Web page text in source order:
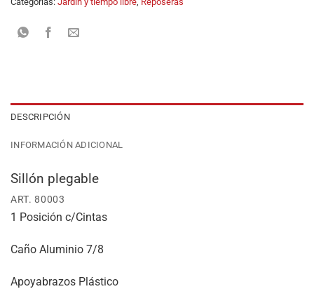
DESCRIPCIÓN
INFORMACIÓN ADICIONAL
Sillón plegable
ART. 80003
1 Posición c/Cintas
Caño Aluminio 7/8
Apoyabrazos Plástico